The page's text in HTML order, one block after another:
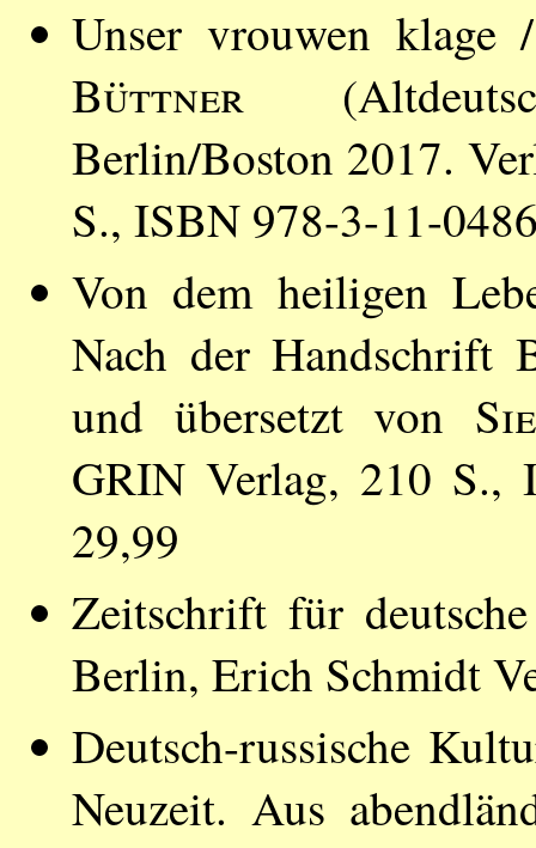
Unser vrouwen
Büttner
Berlin/Boston 2017.
S., ISBN 978-3-11-
Von dem heiligen
Nach der Handschrift
und übersetzt von
GRIN Verlag, 210 S.,
29,99
Zeitschrift für
Berlin, Erich Schmidt
Deutsch-russische
Neuzeit. Aus